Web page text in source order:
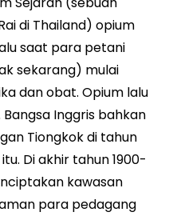
di Thailand) opium
saat para petani
sekarang) mulai
dan obat. Opium lalu
Inggris bahkan
Tiongkok di tahun
Di akhir tahun 1900-
kawasan
para pedagang